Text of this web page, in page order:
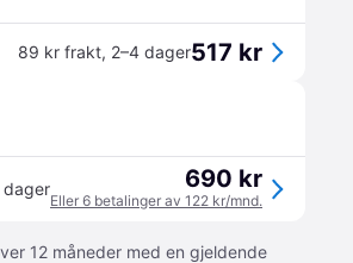
89 kr frakt, 2–4 dager517 kr
dager 690 kr
Eller 6 betalinger av 122 kr/mnd.
12 måneder med en gjeldende